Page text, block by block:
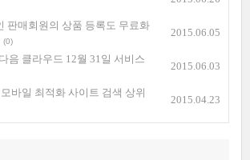
판매회원의 상품 등록도 무료화
(0)
2015.06.05
음 클라우드 12월 31일 서비스
2015.06.03
바일 최적화 사이트 검색 상위
2015.04.23